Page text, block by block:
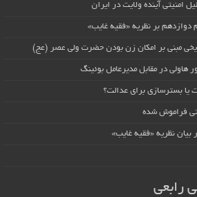
امنیتی آینده ولایت در ایران
دوازدهم بر نظریه «فقیه غایب»
مبنی بر امکان زن بودن حضرت ولی عصر (عج)
هاولی در مقابل مدیرعامل بوئینگ
یا بسترسازی برای عدالت؟
فراموش شده
نظریه «فقیه غایب»
رابعی